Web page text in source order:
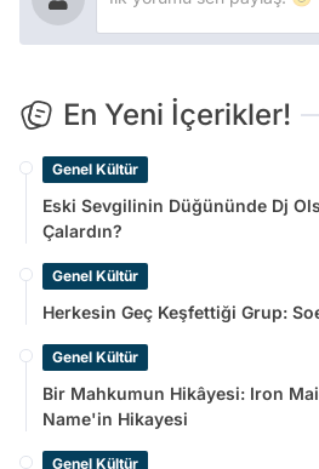
En Yeni İçerikler!
Genel Kültür
Eski Sevgilinin Düğününde Dj
Çalardın?
Genel Kültür
Herkesin Geç Keşfettiği Grup:
Genel Kültür
Bir Mahkumun Hikâyesi: Iron
Name'in Hikayesi
Genel Kültür